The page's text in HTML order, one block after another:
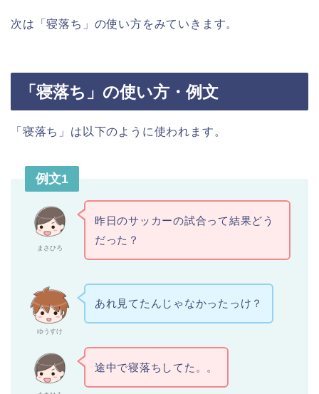
次は「寝落ち」の使い方をみていきます。
「寝落ち」の使い方・例文
「寝落ち」は以下のように使われます。
例文1
まさひろ
昨日のサッカーの試合って結果どう
だった？
ゆうすけ
あれ見てたんじゃなかったっけ？
途中で寝落ちしてた。。